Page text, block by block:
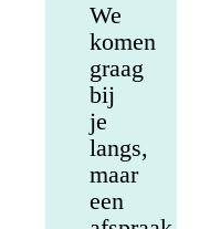
We
komen
graag
bij
je
langs,
maar
een